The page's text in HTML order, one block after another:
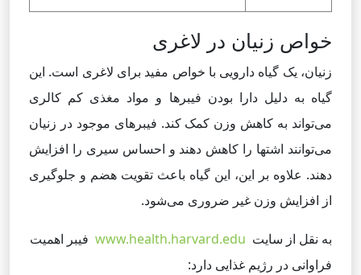
خواص زنیان در لاغری
زنیان، یک گیاه دارویی با خواص مفید برای لاغری است. این
گیاه به دلیل دارا بودن فیبرها و مواد مغذی کم کالری
می‌تواند به کاهش وزن کمک کند. فیبرهای موجود در زنیان
می‌توانند اشتها را کاهش دهند و احساس سیری را افزایش
دهند. علاوه بر این، این گیاه باعث تقویت هضم و جلوگیری
از افزایش وزن غیر ضروری می‌شود.
به نقل از سایت www.health.harvard.edu فیبر اهمیت
فراوانی در رژیم غذایی دارد: